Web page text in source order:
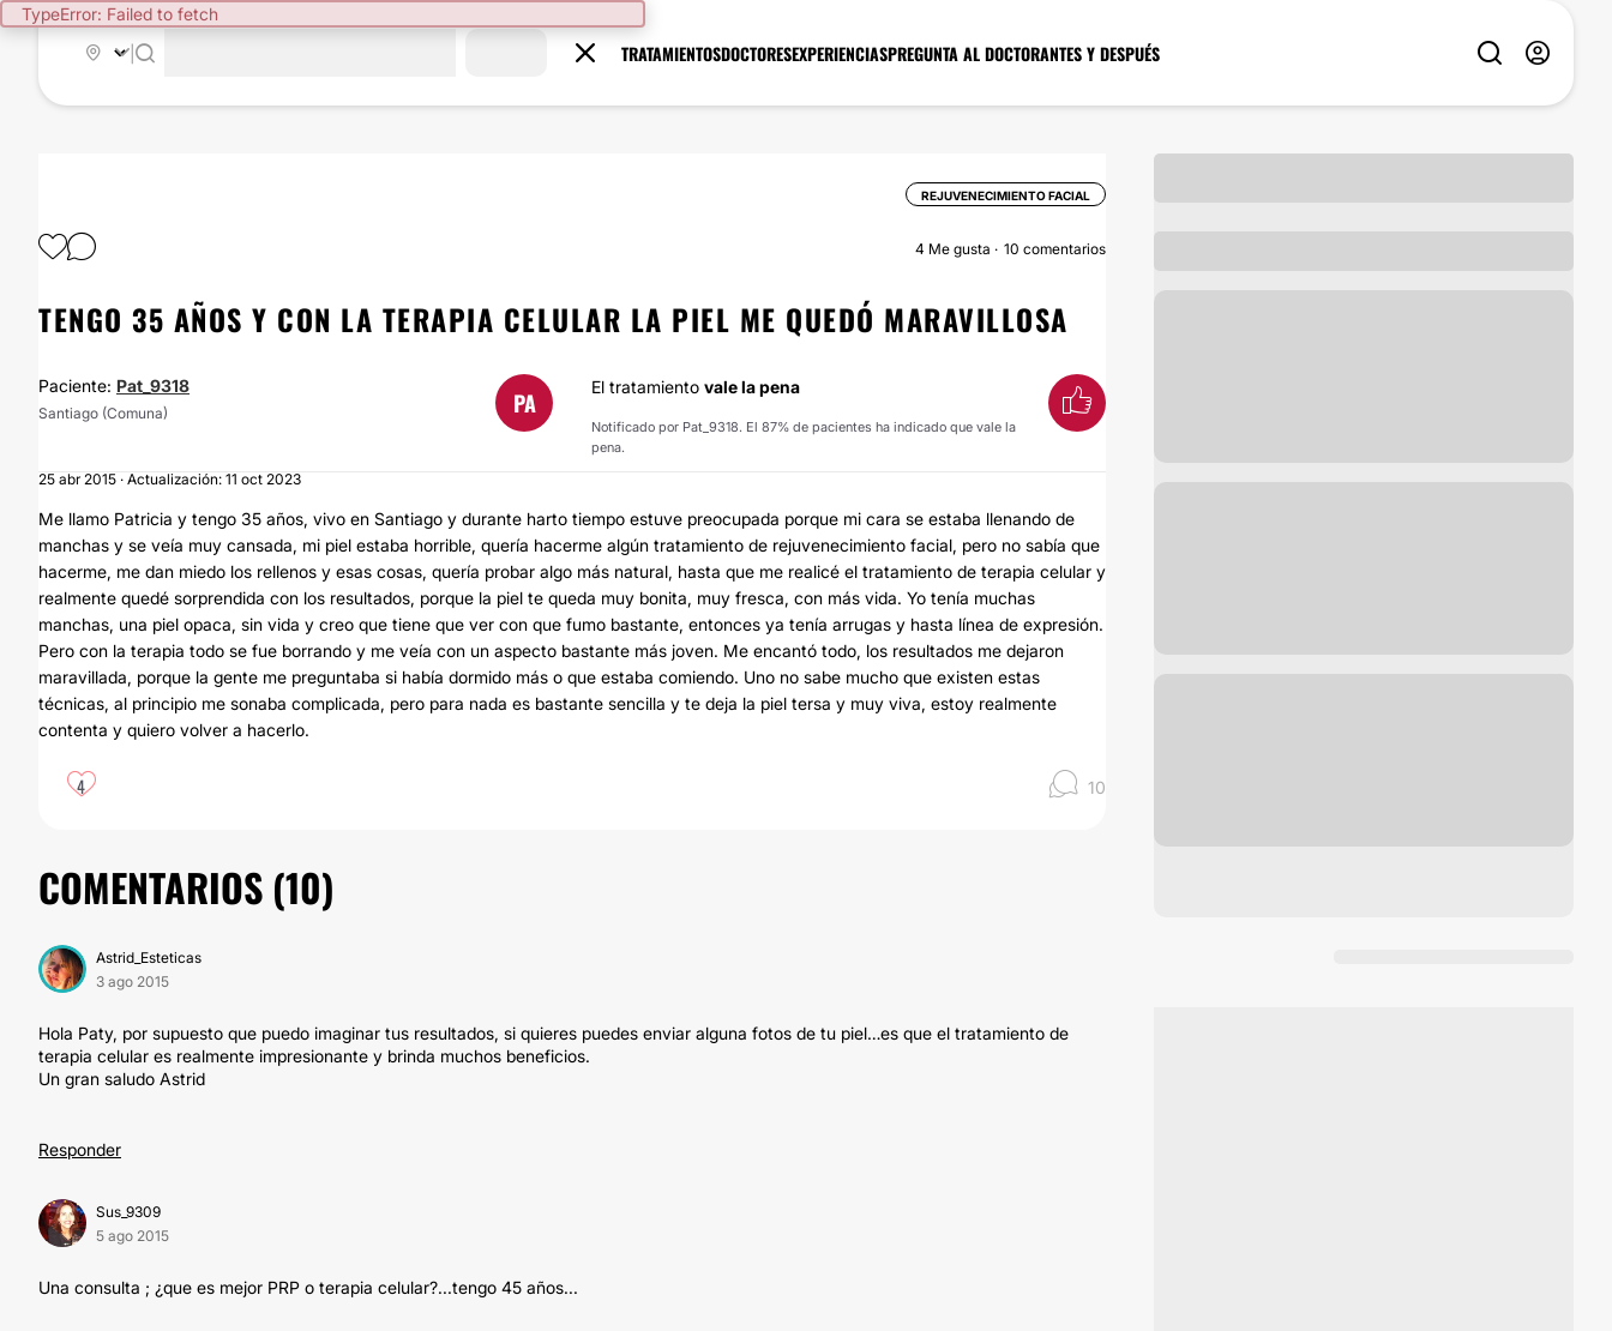
TypeError: Failed to fetch
TRATAMIENTOSDOCTORESEXPERIENCIASPREGUNTA AL DOCTORANTES Y DESPUÉS
REJUVENECIMIENTO FACIAL
4 Me gusta 10 comentarios
TENGO 35 AÑOS Y CON LA TERAPIA CELULAR LA PIEL ME QUEDÓ MARAVILLOSA
Paciente: Pat_9318
Santiago (Comuna) PA El tratamiento vale la pena
Notificado por Pat_9318. El 87% de pacientes ha indicado que vale la
pena.
25 abr 2015 · Actualización: 11 oct 2023
Me llamo Patricia y tengo 35 años, vivo en Santiago y durante harto tiempo estuve preocupada porque mi cara se estaba llenando de
manchas y se veía muy cansada, mi piel estaba horrible, quería hacerme algún tratamiento de rejuvenecimiento facial, pero no sabía que
hacerme, me dan miedo los rellenos y esas cosas, quería probar algo más natural, hasta que me realicé el tratamiento de terapia celular y
realmente quedé sorprendida con los resultados, porque la piel te queda muy bonita, muy fresca, con más vida. Yo tenía muchas
manchas, una piel opaca, sin vida y creo que tiene que ver con que fumo bastante, entonces ya tenía arrugas y hasta línea de expresión.
Pero con la terapia todo se fue borrando y me veía con un aspecto bastante más joven. Me encantó todo, los resultados me dejaron
maravillada, porque la gente me preguntaba si había dormido más o que estaba comiendo. Uno no sabe mucho que existen estas
técnicas, al principio me sonaba complicada, pero para nada es bastante sencilla y te deja la piel tersa y muy viva, estoy realmente
contenta y quiero volver a hacerlo.
4 10
COMENTARIOS (10)
Astrid_Esteticas
3 ago 2015
Hola Paty, por supuesto que puedo imaginar tus resultados, si quieres puedes enviar alguna fotos de tu piel…es que el tratamiento de
terapia celular es realmente impresionante y brinda muchos beneficios.
Un gran saludo Astrid
Responder
Sus_9309
5 ago 2015
Una consulta ; ¿que es mejor PRP o terapia celular?...tengo 45 años...